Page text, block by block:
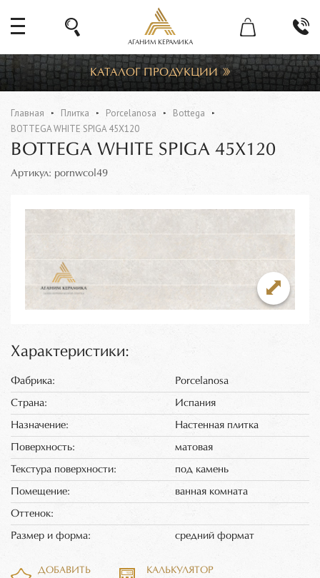
АГАНИМ КЕРАМИКА
КАТАЛОГ ПРОДУКЦИИ
Главная Плитка Porcelanosa
Bottega
BOTTEGA WHITE SPIGA 45Х120
BOTTEGA WHITE SPIGA 45Х120
Артикул: pornwcol49
Характеристики:
Фабрика: Porcelanosa
Страна: Испания
Назначение: Настенная плитка
Поверхность: матовая
Текстура поверхности: под камень
Помещение: ванная комната
Оттенок:
Размер и форма: средний формат
ДОБАВИТЬ
КАЛЬКУЛЯТОР